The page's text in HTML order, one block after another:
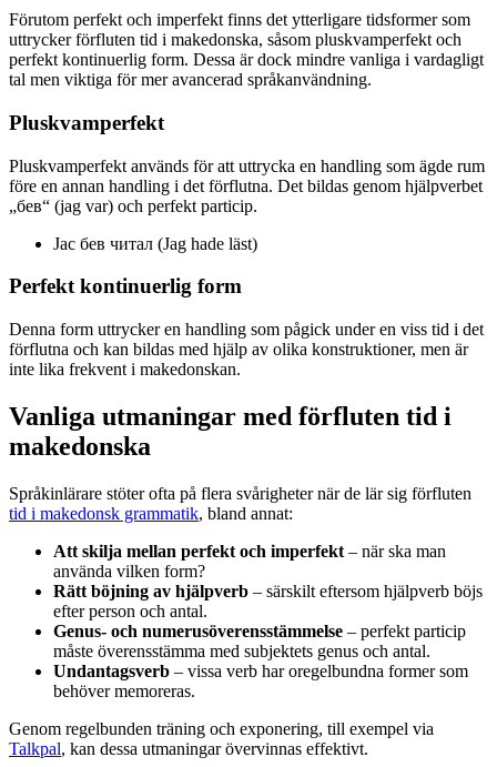
Förutom perfekt och imperfekt finns det ytterligare tidsformer som
uttrycker förfluten tid i makedonska, såsom pluskvamperfekt och
perfekt kontinuerlig form. Dessa är dock mindre vanliga i vardagligt
tal men viktiga för mer avancerad språkanvändning.
Pluskvamperfekt
Pluskvamperfekt används för att uttrycka en handling som ägde rum
före en annan handling i det förflutna. Det bildas genom hjälpverbet
„бев“ (jag var) och perfekt particip.
Јас бев читал (Jag hade läst)
Perfekt kontinuerlig form
Denna form uttrycker en handling som pågick under en viss tid i det
förflutna och kan bildas med hjälp av olika konstruktioner, men är
inte lika frekvent i makedonskan.
Vanliga utmaningar med förfluten tid i
makedonska
Språkinlärare stöter ofta på flera svårigheter när de lär sig förfluten
tid i makedonsk grammatik, bland annat:
Att skilja mellan perfekt och imperfekt – när ska man
använda vilken form?
Rätt böjning av hjälpverb – särskilt eftersom hjälpverb böjs
efter person och antal.
Genus- och numerusöverensstämmelse – perfekt particip
måste överensstämma med subjektets genus och antal.
Undantagsverb – vissa verb har oregelbundna former som
behöver memoreras.
Genom regelbunden träning och exponering, till exempel via
Talkpal, kan dessa utmaningar övervinnas effektivt.